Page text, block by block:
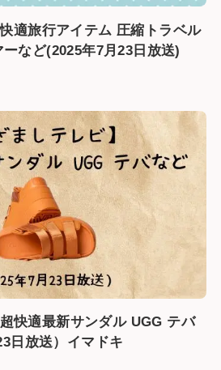
適旅行アイテム 圧縮トラベル
など(2025年7月23日放送)
快適最新サンダル UGG テバ
日放送）イマドキ